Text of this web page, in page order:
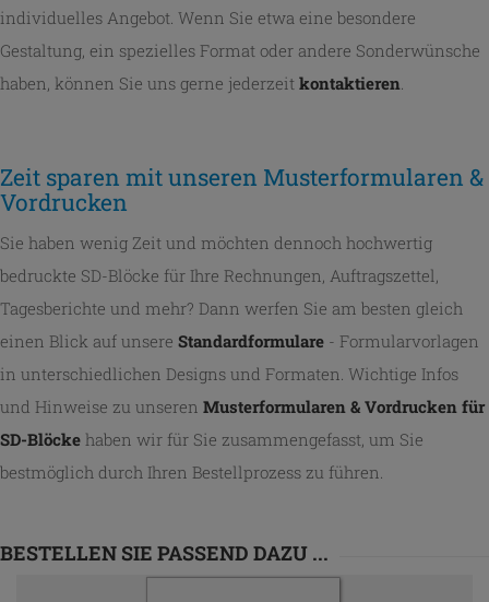
individuelles Angebot. Wenn Sie etwa eine besondere
Gestaltung, ein spezielles Format oder andere Sonderwünsche
haben, können Sie uns gerne jederzeit kontaktieren.
Zeit sparen mit unseren Musterformularen &
Vordrucken
Sie haben wenig Zeit und möchten dennoch hochwertig
bedruckte SD-Blöcke für Ihre Rechnungen, Auftragszettel,
Tagesberichte und mehr? Dann werfen Sie am besten gleich
einen Blick auf unsere Standardformulare - Formularvorlagen
in unterschiedlichen Designs und Formaten. Wichtige Infos
und Hinweise zu unseren Musterformularen & Vordrucken für
SD-Blöcke haben wir für Sie zusammengefasst, um Sie
bestmöglich durch Ihren Bestellprozess zu führen.
BESTELLEN SIE PASSEND DAZU ...